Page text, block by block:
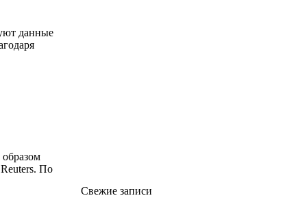
данные
По
Свежие записи